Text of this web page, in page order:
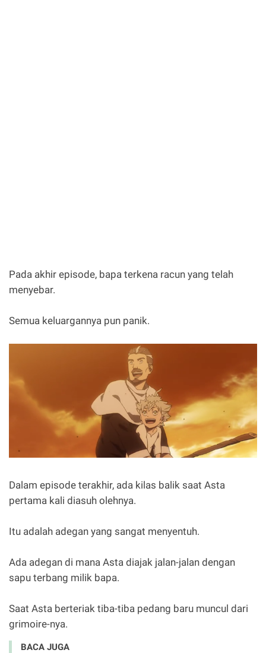
Pada akhir episode, bapa terkena racun yang telah
menyebar.
Semua keluargannya pun panik.
Dalam episode terakhir, ada kilas balik saat Asta
pertama kali diasuh olehnya.
Itu adalah adegan yang sangat menyentuh.
Ada adegan di mana Asta diajak jalan-jalan dengan
sapu terbang milik bapa.
Saat Asta berteriak tiba-tiba pedang baru muncul dari
grimoire-nya.
BACA JUGA